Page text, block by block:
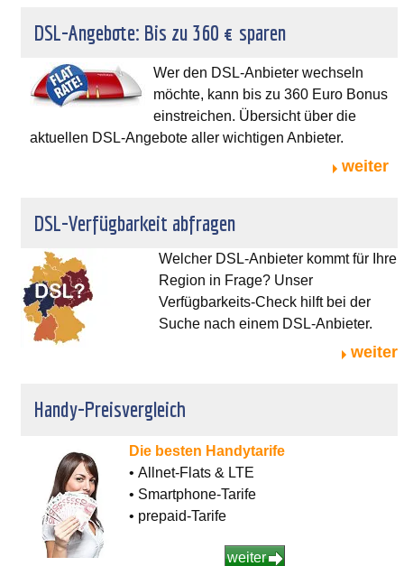
DSL-Angebote: Bis zu 360 € sparen
Wer den DSL-Anbieter wechseln
möchte, kann bis zu 360 Euro Bonus
einstreichen. Übersicht über die
aktuellen DSL-Angebote aller wichtigen Anbieter.
weiter
DSL-Verfügbarkeit abfragen
Welcher DSL-Anbieter kommt für Ihre
Region in Frage? Unser
Verfügbarkeits-Check hilft bei der
Suche nach einem DSL-Anbieter.
weiter
Handy-Preisvergleich
Die besten Handytarife
• Allnet-Flats & LTE
• Smartphone-Tarife
• prepaid-Tarife
weiter